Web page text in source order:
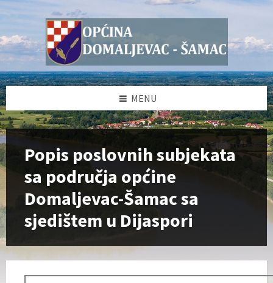
Skip
to
Skip
to
sidebar
Skip
to
MENU
Popis poslovnih subjekata
sa područja općine
Domaljevac-Šamac sa
sjedištem u Dijaspori